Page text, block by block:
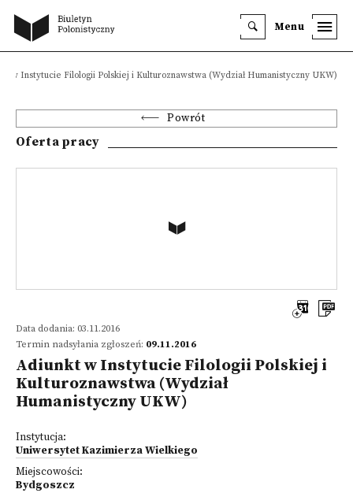
Menu
w Instytucie Filologii Polskiej i Kulturoznawstwa (Wydział Humanistyczny UKW)
Powrót
Oferta pracy
Data dodania: 03.11.2016
Termin nadsyłania zgłoszeń: 09.11.2016
Adiunkt w Instytucie Filologii Polskiej i
Kulturoznawstwa (Wydział
Humanistyczny UKW)
Instytucja:
Uniwersytet Kazimierza Wielkiego
Miejscowości:
Bydgoszcz